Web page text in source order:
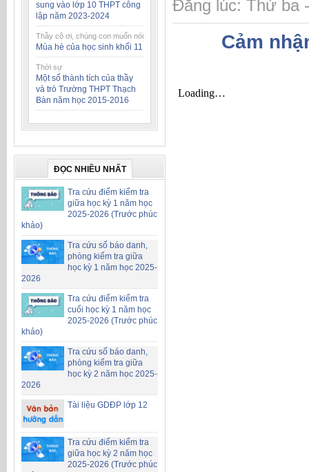
sung vào lớp 10 THPT công
lập năm 2023-2024
Thầy cô ơi, chúng con muốn nói
Mùa hè của học sinh khối 11
Thời sự
Một số thành tích của thầy
và trò Trường THPT Thạch
Bàn năm học 2015-2016
ĐỌC NHIỀU NHẤT
Tra cứu điểm kiểm tra
giữa học kỳ 1 năm học
2025-2026 (Trước phúc
khảo)
Tra cứu số báo danh,
phòng kiểm tra giữa
học kỳ 1 năm học 2025-
2026
Tra cứu điểm kiểm tra
cuối học kỳ 1 năm học
2025-2026 (Trước phúc
khảo)
Tra cứu số báo danh,
phòng kiểm tra giữa
học kỳ 2 năm học 2025-
2026
Tài liệu GDĐP lớp 12
Tra cứu điểm kiểm tra
giữa học kỳ 2 năm học
2025-2026 (Trước phúc
Đăng lúc: Thứ ba
Cảm